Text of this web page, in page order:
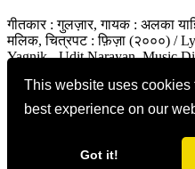
This website uses cookies
best experience on our
Got it!
गीतकार : गुलज़ार, गायक : अलका
मलिक, चित्रपट : फ़िज़ा (२०००) /
Yagnik - Udit Narayan, Music
#HrithikRoshan #Neha
0 Comments